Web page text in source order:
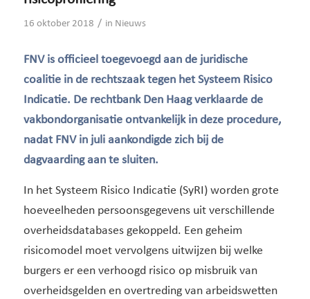
16 oktober 2018 / in Nieuws
FNV is officieel toegevoegd aan de juridische
coalitie in de rechtszaak tegen het Systeem Risico
Indicatie. De rechtbank Den Haag verklaarde de
vakbondorganisatie ontvankelijk in deze procedure,
nadat FNV in juli aankondigde zich bij de
dagvaarding aan te sluiten.
In het Systeem Risico Indicatie (SyRI) worden grote
hoeveelheden persoonsgegevens uit verschillende
overheidsdatabases gekoppeld. Een geheim
risicomodel moet vervolgens uitwijzen bij welke
burgers er een verhoogd risico op misbruik van
overheidsgelden en overtreding van arbeidswetten